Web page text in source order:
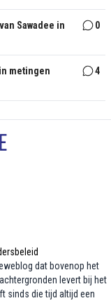
Sawadee in
0
metingen 4
dat bovenop het
levert bij het
sinds die tijd altijd een